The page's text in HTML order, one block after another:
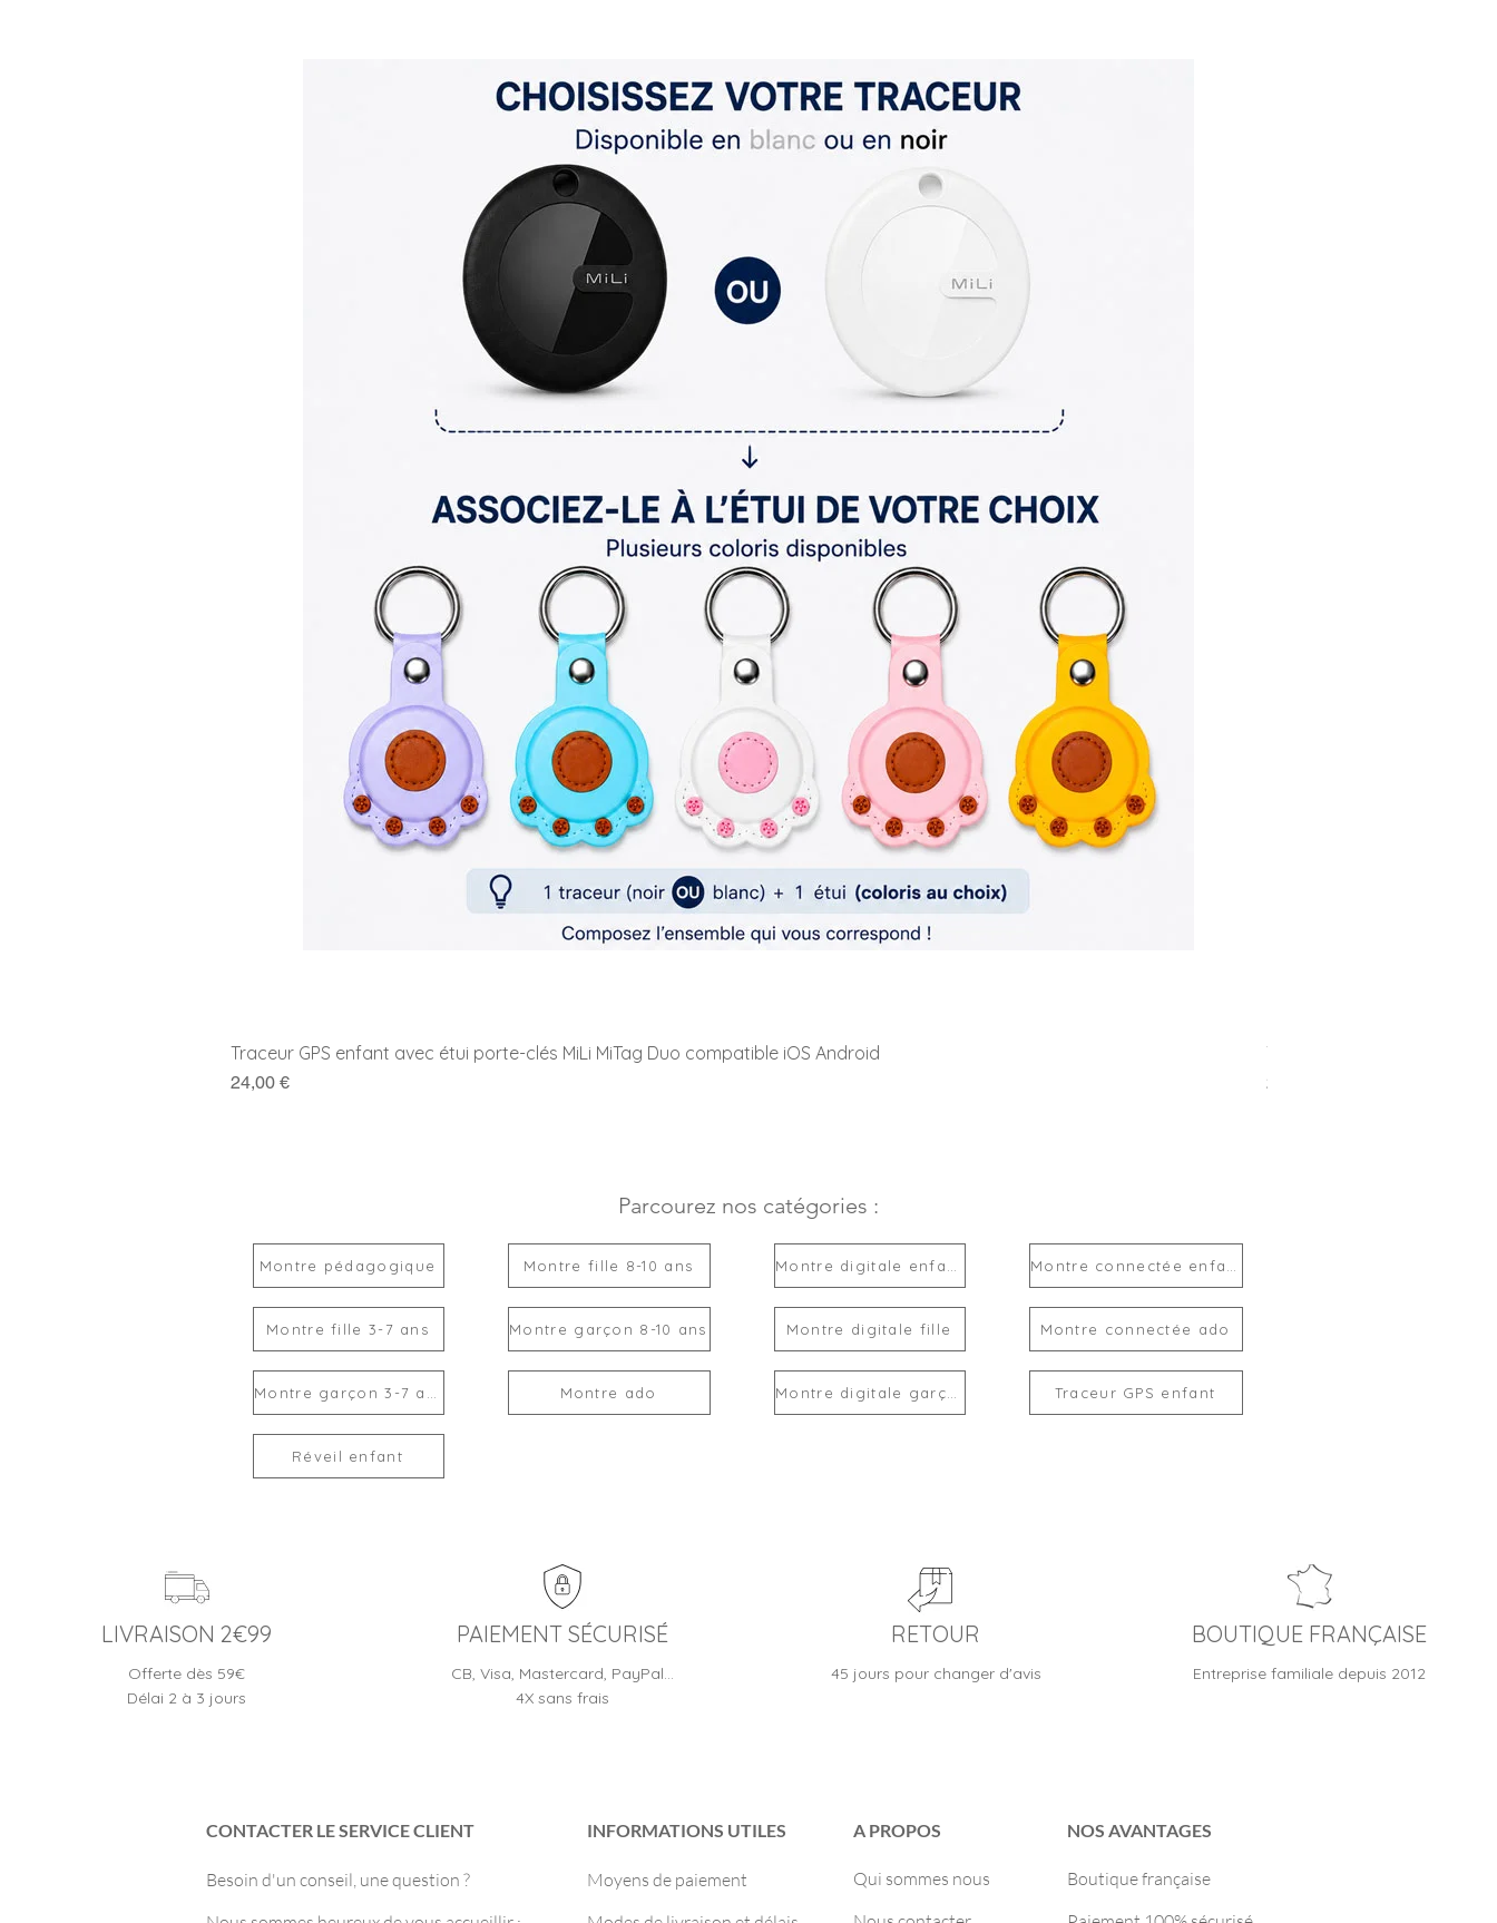
Traceur GPS enfant avec étui porte-clés MiLi MiTag Duo compatible iOS Android
Prix
24,00 €
Traceur GPS enfant MiLi
Prix
24,00 €
Parcourez nos catégories :
Montre pédagogique
Montre fille 3-7 ans
Montre fille 8-10 ans
Montre garçon 8-10 ans
Montre ado
Montre digitale fille Montre connectée ado
Traceur GPS enfant
Réveil enfant
LIVRAISON 2€99
Offerte dès 59€
Délai 2 à 3 jours
PAIEMENT SÉCURISÉ
CB, Visa, Mastercard, PayPal…
4X sans frais
RETOUR
45 jours pour changer d'avis
BOUTIQUE FRANÇAISE
Entreprise familiale depuis 2012
CONTACTER LE SERVICE CLIENT
Besoin d'un conseil, une question ?
INFORMATIONS UTILES
Moyens de paiement
A PROPOS
Qui sommes nous
NOS AVANTAGES
Boutique française